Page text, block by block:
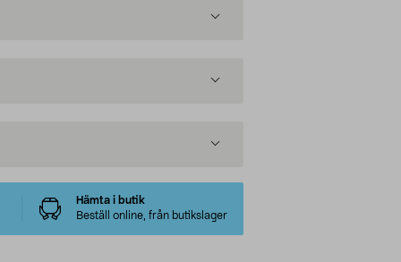
Hämta i butik
Beställ online, från butikslager